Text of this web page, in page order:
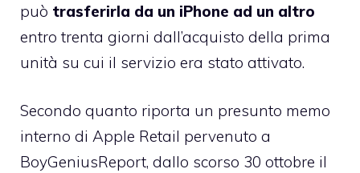
può trasferirla da un iPhone ad un altro
entro trenta giorni dall’acquisto della prima
unità su cui il servizio era stato attivato.
Secondo quanto riporta un presunto memo
interno di Apple Retail pervenuto a
BoyGeniusReport, dallo scorso 30 ottobre il